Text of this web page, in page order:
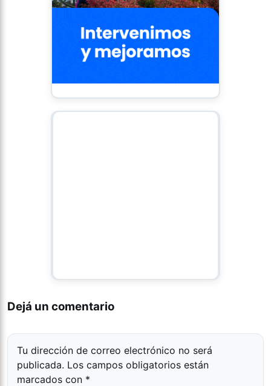
Dejá un comentario
Tu dirección de correo electrónico no será
publicada. Los campos obligatorios están
marcados con *